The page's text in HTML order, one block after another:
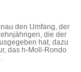
den Umfang, der
die der
hat, dazu
das h-Moll-Rondo